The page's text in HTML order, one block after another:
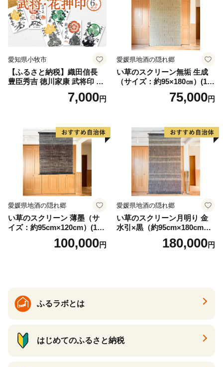
愛知県小牧市
【ふるさと納税】織田信長
豊臣秀吉 徳川家康 武将印 花
押印 6枚 セット イラスト 戦
国 武将 小牧山城 墨絵 龍画師
グッズ 愛知県 小牧市 お取り
寄せ 送料無料
7,000円
愛媛県地酒の隠れ郷
い草のスクリーン無垢 生成
（サイズ：約95×180㎝）(14
75,000円
愛媛県地酒の隠れ郷
い草のスクリーン 薄墨（サ
イズ：約95cm×120cm）(14
100,000円
愛媛県地酒の隠れ郷
い草のスクリーン月明り 金
水引×黒（約95cm×180cm）
180,000円
ふるラボとは
はじめてのふるさと納税